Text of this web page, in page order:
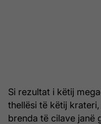
Si rezultat i këtij
thellësi të këtij
brenda të cilave janë